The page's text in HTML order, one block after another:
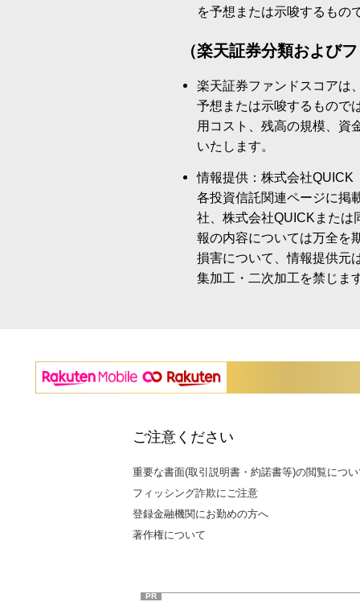
を予想または示唆するもの
（楽天証券分類および
楽天証券ファンドスコアは
予想または示唆するもので
用コスト、残高の規模、資
いたします。
情報提供：株式会社QUICK
各投資信託関連ページに掲
社、株式会社QUICKまたは
報の内容については万全を
損害について、情報提供元
集加工・二次加工を禁じま
ご注意ください
重要な書面(取引説明書・約諾書等)の閲覧につ
フィッシング詐欺にご注意
登録金融機関にお勤めの方へ
著作権について
PR